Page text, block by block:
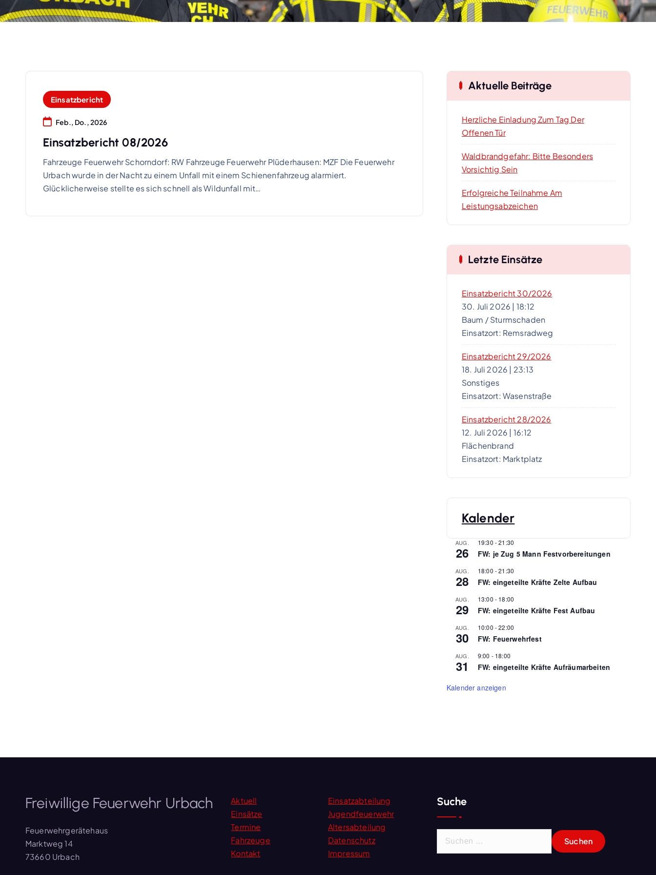
Einsatzbericht
Feb., Do., 2026
Einsatzbericht 08/2026
Fahrzeuge Feuerwehr Schorndorf: RW Fahrzeuge Feuerwehr Plüderhausen: MZF Die Feuerwehr
Urbach wurde in der Nacht zu einem Unfall mit einem Schienenfahrzeug alarmiert.
Glücklicherweise stellte es sich schnell als Wildunfall mit…
Aktuelle Beiträge
Herzliche Einladung Zum Tag Der
Offenen Tür
Waldbrandgefahr: Bitte Besonders
Vorsichtig Sein
Erfolgreiche Teilnahme Am
Leistungsabzeichen
Letzte Einsätze
Einsatzbericht 30/2026
30. Juli 2026 | 18:12
Baum / Sturmschaden
Einsatzort: Remsradweg
Einsatzbericht 29/2026
18. Juli 2026 | 23:13
Sonstiges
Einsatzort: Wasenstraße
Einsatzbericht 28/2026
12. Juli 2026 | 16:12
Flächenbrand
Einsatzort: Marktplatz
Kalender
AUG.
26
19:30 -21:30
FW: je Zug 5 Mann Festvorbereitungen
AUG.
28
18:00 -21:30
FW: eingeteilte Kräfte Zelte Aufbau
AUG.
29
13:00 - 18:00
FW: eingeteilte Kräfte Fest Aufbau
AUG.
30
10:00 -22:00
FW: Feuerwehrfest
AUG.
31
9:00 - 18:00
FW: eingeteilte Kräfte Aufräumarbeiten
Kalender anzeigen
Freiwillige Feuerwehr Urbach
Feuerwehrgerätehaus
Marktweg 14
73660 Urbach
Aktuell
Einsatzabteilung
Einsätze
Jugendfeuerwehr
Termine
Altersabteilung
Fahrzeuge
Datenschutz
Kontakt
Impressum
Suche